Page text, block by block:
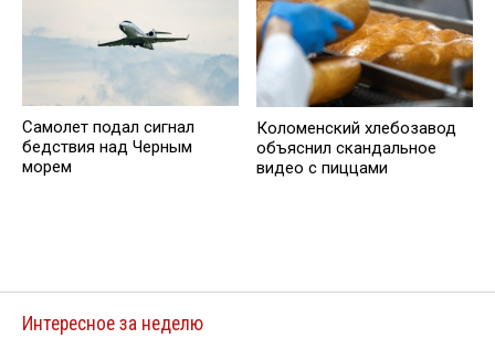
Самолет подал сигнал
бедствия над Черным
морем
Коломенский хлебозавод
объяснил скандальное
видео с пиццами
Интересное за неделю